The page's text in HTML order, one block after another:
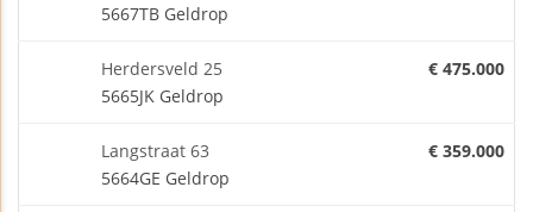
5667TB Geldrop
Herdersveld 25
5665JK Geldrop
€ 475.000
Langstraat 63
5664GE Geldrop
€ 359.000